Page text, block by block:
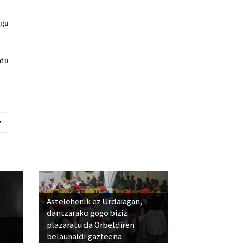
Astelehenik ez Urdaiagan,
dantzarako gogo biziz
plazaratu da Orbeldiren
belaunaldi gazteena